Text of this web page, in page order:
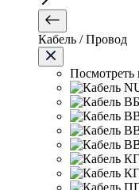
Кабель / Провод
Посмотреть